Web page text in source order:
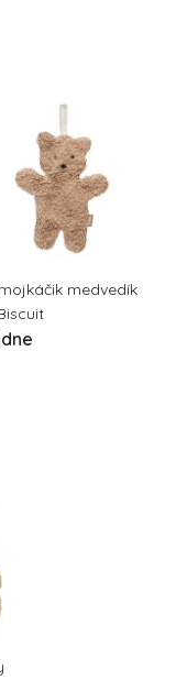
medvedík